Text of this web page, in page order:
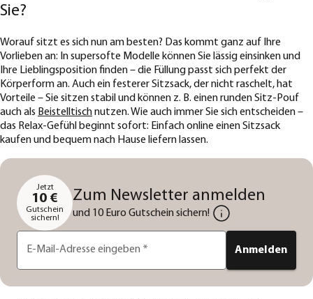
Sie?
Worauf sitzt es sich nun am besten? Das kommt ganz auf Ihre
Vorlieben an: In supersofte Modelle können Sie lässig einsinken und
Ihre Lieblingsposition finden – die Füllung passt sich perfekt der
Körperform an. Auch ein festerer Sitzsack, der nicht raschelt, hat
Vorteile – Sie sitzen stabil und können z. B. einen runden Sitz-Pouf
auch als Beistelltischnutzen. Wie auch immer Sie sich entscheiden –
das Relax-Gefühl beginnt sofort: Einfach online einen Sitzsack
kaufen und bequem nach Hause liefern lassen.
Jetzt
10 €
Gutschein
sichern!
Zum Newsletter anmelden
und 10 Euro Gutschein sichern!
E-Mail-Adresse eingeben * Anmelden